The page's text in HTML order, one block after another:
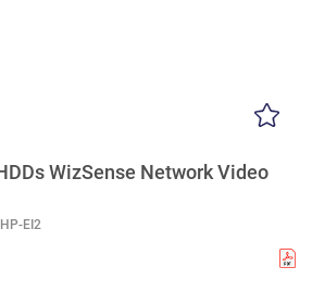
WizSense Network Video
EI2